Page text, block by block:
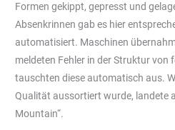
Formen gekippt, gepresst und
Absenkrinnen gab es hier
automatisiert. Maschinen
meldeten Fehler in der Struktur von
tauschten diese automatisch aus.
Qualität aussortiert wurde, landete
Mountain“.